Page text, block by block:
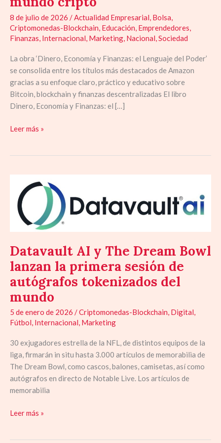
8 de julio de 2026 / Actualidad Empresarial Bolsa
Criptomonedas-Blockchain Educación Emprendedores
Finanzas Internacional Marketing Nacional Sociedad
La obra ‘Dinero, Economía y Finanzas: el Lenguaje del Poder’
se consolida entre los títulos más destacados de Amazon
gracias a su enfoque claro, práctico y educativo sobre
Bitcoin, blockchain y finanzas descentralizadas El libro
Dinero, Economía y Finanzas: el […]
Leer más »
Datavault AI y The Dream Bowl
lanzan la primera sesión de
autógrafos tokenizados del
mundo
5 de enero de 2026 /Criptomonedas-Blockchain, Digital,
Fútbol, Internacional, Marketing
30 exjugadores estrella de la NFL, de distintos equipos de la
liga, firmarán in situ hasta 3.000 artículos de memorabilia de
The Dream Bowl, como cascos, balones, camisetas, así como
autógrafos en directo de Notable Live. Los artículos de
memorabilia
Datavault
The
Dream
lanzan
la
primera
sesión
de
autógrafos
tokenizados
mundo
Leer más »